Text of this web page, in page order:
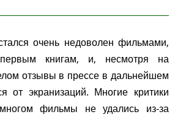
очень недоволен фильмами,
книгам, и, несмотря на
отзывы в прессе в дальнейшем
от экранизаций. Многие критики
фильмы не удались из-за